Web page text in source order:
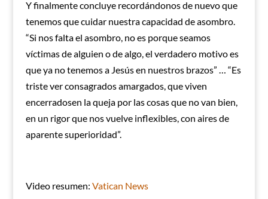
Y finalmente concluye recordándonos de nuevo que
tenemos que cuidar nuestra capacidad de asombro.
“Si nos falta el asombro, no es porque seamos
víctimas de alguien o de algo, el verdadero motivo es
que ya no tenemos a Jesús en nuestros brazos” … “Es
triste ver consagrados amargados, que viven
encerradosen la queja por las cosas que no van bien,
en un rigor que nos vuelve inflexibles, con aires de
aparente superioridad”.
Video resumen: Vatican News